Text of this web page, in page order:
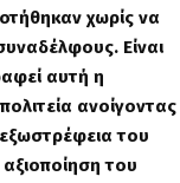
χωρίς να
Είναι
αυτή η
ανοίγοντας
του
του